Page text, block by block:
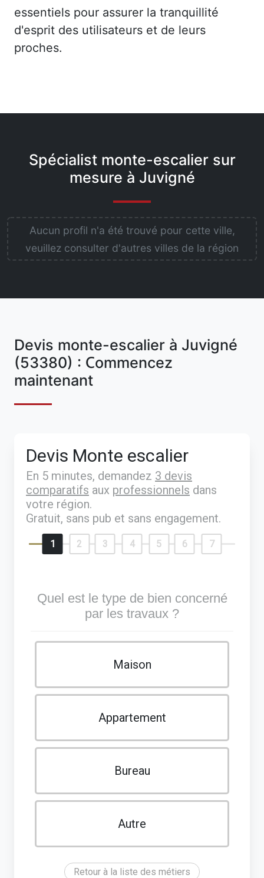
essentiels pour assurer la tranquillité
d'esprit des utilisateurs et de leurs
proches.
Spécialist monte-escalier sur
mesure à Juvigné
Aucun profil n'a été trouvé pour cette ville,
veuillez consulter d'autres villes de la région
Devis monte-escalier à Juvigné
(53380) : Commencez
maintenant
Devis Monte escalier
En 5 minutes, demandez 3 devis
comparatifs aux professionnels dans
votre région.
Gratuit, sans pub et sans engagement.
1 2 3 4 5 6 7
Quel est le type de bien concerné
par les travaux ?
Maison
Appartement
Bureau
Autre
Retour à la liste des métiers